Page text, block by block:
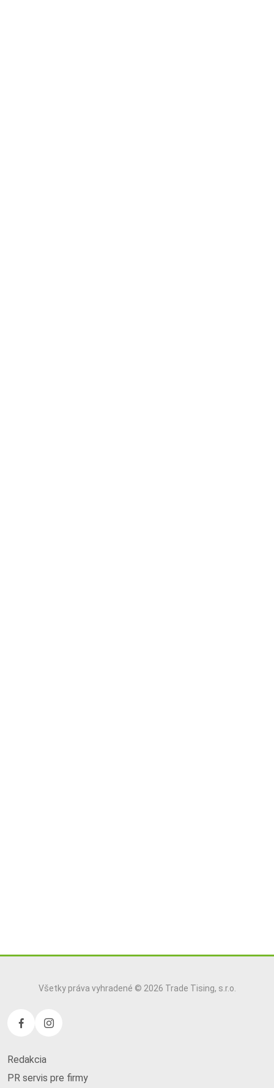
Všetky práva vyhradené © 2026 Trade Tising, s.r.o.
Redakcia
PR servis pre firmy